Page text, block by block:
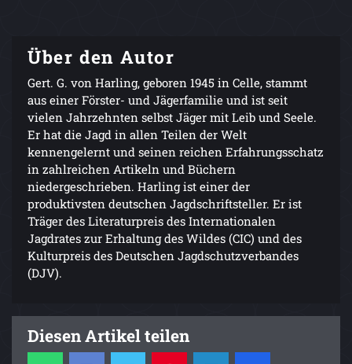
Über den Autor
Gert. G. von Harling, geboren 1945 in Celle, stammt
aus einer Förster- und Jägerfamilie und ist seit
vielen Jahrzehnten selbst Jäger mit Leib und Seele.
Er hat die Jagd in allen Teilen der Welt
kennengelernt und seinen reichen Erfahrungsschatz
in zahlreichen Artikeln und Büchern
niedergeschrieben. Harling ist einer der
produktivsten deutschen Jagdschriftsteller. Er ist
Träger des Literaturpreis des Internationalen
Jagdrates zur Erhaltung des Wildes (CIC) und des
Kulturpreis des Deutschen Jagdschutzverbandes
(DJV).
Diesen Artikel teilen